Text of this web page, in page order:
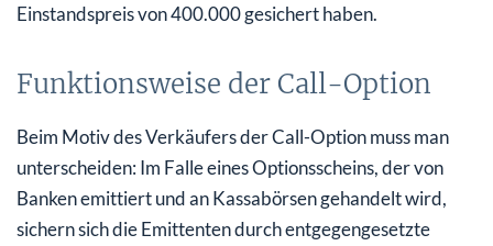
Einstandspreis von 400.000 gesichert haben.
Funktionsweise der Call-Option
Beim Motiv des Verkäufers der Call-Option muss man
unterscheiden: Im Falle eines Optionsscheins, der von
Banken emittiert und an Kassabörsen gehandelt wird,
sichern sich die Emittenten durch entgegengesetzte